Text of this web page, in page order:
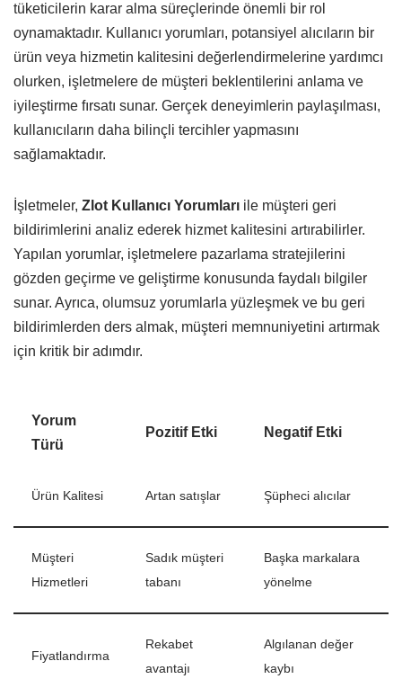
tüketicilerin karar alma süreçlerinde önemli bir rol
oynamaktadır. Kullanıcı yorumları, potansiyel alıcıların bir
ürün veya hizmetin kalitesini değerlendirmelerine yardımcı
olurken, işletmelere de müşteri beklentilerini anlama ve
iyileştirme fırsatı sunar. Gerçek deneyimlerin paylaşılması,
kullanıcıların daha bilinçli tercihler yapmasını
sağlamaktadır.
İşletmeler, Zlot Kullanıcı Yorumları ile müşteri geri
bildirimlerini analiz ederek hizmet kalitesini artırabilirler.
Yapılan yorumlar, işletmelere pazarlama stratejilerini
gözden geçirme ve geliştirme konusunda faydalı bilgiler
sunar. Ayrıca, olumsuz yorumlarla yüzleşmek ve bu geri
bildirimlerden ders almak, müşteri memnuniyetini artırmak
için kritik bir adımdır.
Yorum
Türü
Pozitif Etki Negatif Etki
Ürün Kalitesi Artan satışlar Şüpheci alıcılar
Müşteri
Hizmetleri
Sadık müşteri
tabanı
Başka markalara
yönelme
Fiyatlandırma
Rekabet
avantajı
Algılanan değer
kaybı